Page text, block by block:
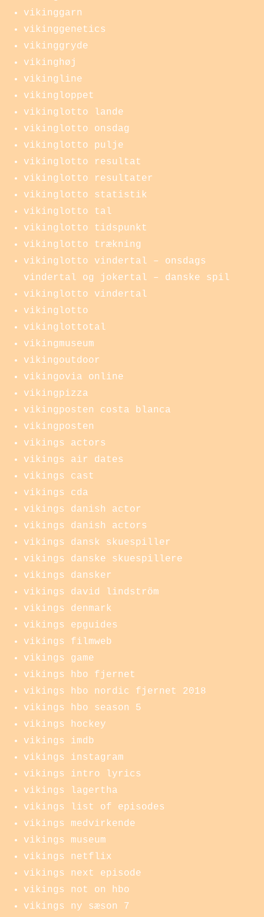
vikinggarn
vikinggenetics
vikinggryde
vikinghøj
vikingline
vikingloppet
vikinglotto lande
vikinglotto onsdag
vikinglotto pulje
vikinglotto resultat
vikinglotto resultater
vikinglotto statistik
vikinglotto tal
vikinglotto tidspunkt
vikinglotto trækning
vikinglotto vindertal – onsdags
vindertal og jokertal – danske spil
vikinglotto vindertal
vikinglotto
vikinglottotal
vikingmuseum
vikingoutdoor
vikingovia online
vikingpizza
vikingposten costa blanca
vikingposten
vikings actors
vikings air dates
vikings cast
vikings cda
vikings danish actor
vikings danish actors
vikings dansk skuespiller
vikings danske skuespillere
vikings dansker
vikings david lindström
vikings denmark
vikings epguides
vikings filmweb
vikings game
vikings hbo fjernet
vikings hbo nordic fjernet 2018
vikings hbo season 5
vikings hockey
vikings imdb
vikings instagram
vikings intro lyrics
vikings lagertha
vikings list of episodes
vikings medvirkende
vikings museum
vikings netflix
vikings next episode
vikings not on hbo
vikings ny sæson 7